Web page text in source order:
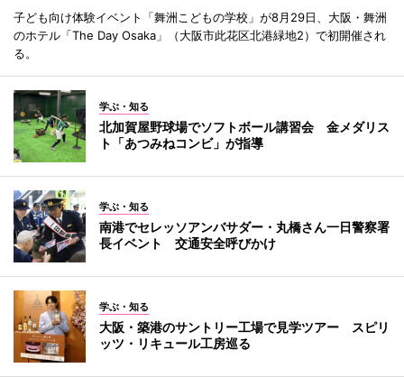
子ども向け体験イベント「舞洲こどもの学校」が8月29日、大阪・舞洲
のホテル「The Day Osaka」（大阪市此花区北港緑地2）で初開催され
る。
学ぶ・知る
北加賀屋野球場でソフトボール講習会 金メダリス
ト「あつみねコンビ」が指導
学ぶ・知る
南港でセレッソアンバサダー・丸橋さん一日警察署
長イベント 交通安全呼びかけ
学ぶ・知る
大阪・築港のサントリー工場で見学ツアー スピリ
ッツ・リキュール工房巡る